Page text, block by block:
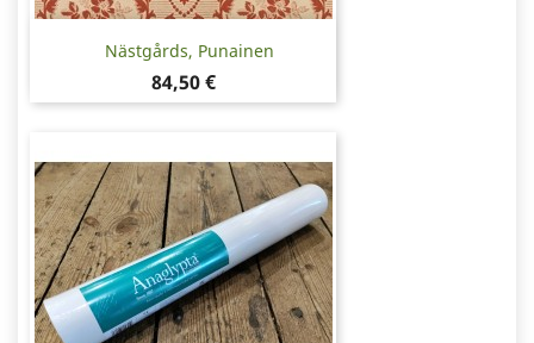
Nästgårds, Punainen
Hinta
84,50 €